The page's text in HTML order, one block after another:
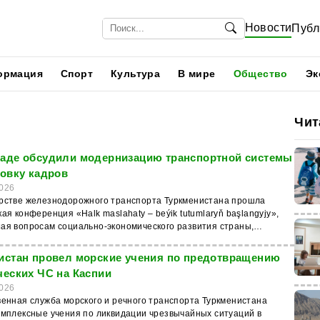
Новости
Спорт Культура В мире Общество
обсудили модернизацию транспортной системы
кадров
железнодорожного транспорта Туркменистана прошла
конференция «Halk maslahaty – beýik tutumlaryň başlangyjy»,
вопросам социально-экономического развития страны,
системы. Об этом сообщает МИЦ Туркменистана. В
приняли участие представители профильных ведомств,
организации имени Махтумкули и Союза женщин
авиации и
аэропорта Ашхабада представили информацию о мерах по
безопасности полетов. Представители компании
провел морские учения по предотвращению
ЧС на Каспии
служба морского и речного транспорта Туркменистана
учения по ликвидации чрезвычайных ситуаций в